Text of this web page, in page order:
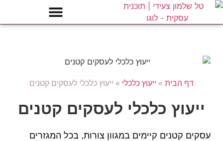
דף הבית » ייעוץ כלכלי » ייעוץ כלכלי לעסקים קטנים
ייעוץ כלכלי לעסקים קטנים
עסקים קטנים קיימים במגוון צורות, בכל המגזרים